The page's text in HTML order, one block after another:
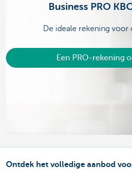
Business PRO
De ideale rekening voor
Een PRO-rekening
Ontdek het volledige aanbod